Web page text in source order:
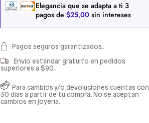
Elegancia que se adapta a ti 3
pagos de $25,00 sin intereses
Pagos seguros garantizados.
Envío estándar gratuito en pedidos
superiores a $90.
Para cambios y/o devoluciones cuentas con
30 días a partir de tu compra. No se aceptan
cambios en joyería.